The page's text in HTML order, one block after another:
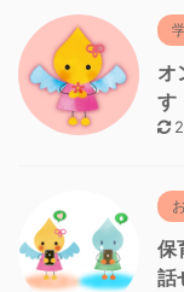
オ
す
保
話